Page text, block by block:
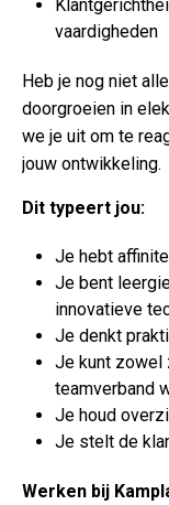
vaardigheden
Heb je nog niet
doorgroeien in
we je uit om te
jouw ontwikkeling.
Dit typeert jou:
Je hebt
Je bent
innovatieve
Je denkt
Je kunt zowel
teamverband
Je houd
Je stelt de
Werken bij